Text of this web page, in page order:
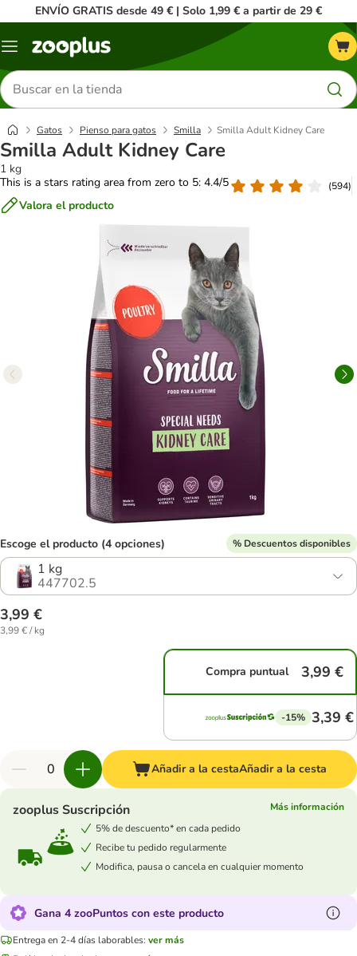
ENVÍO GRATIS desde 49 € | Solo 1,99 € a partir de 29 €
Menú
Buscar
productos
Gatos Pienso para gatos Smilla Smilla Adult Kidney Care
Smilla Adult Kidney Care
1 kg
This is a stars rating area from zero to 5: 4.4/5
(594)
Valora el producto
Escoge el producto (4 opciones) % Descuentos disponibles
1 kg
447702.5
3,99 €
3,99 € / kg
Compra puntual 3,99 €
-15% 3,39 €
Añadir a la cestaAñadir a la cesta
zooplus Suscripción
Más información
5% de descuento* en cada pedido
Recibe tu pedido regularmente
Modifica, pausa o cancela en cualquier momento
Gana 4 zooPuntos con este producto
Entrega en 2-4 días laborables: ver más